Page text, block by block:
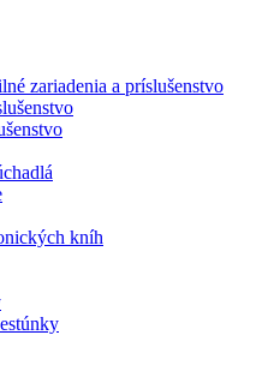
zariadenia a príslušenstvo
kníh